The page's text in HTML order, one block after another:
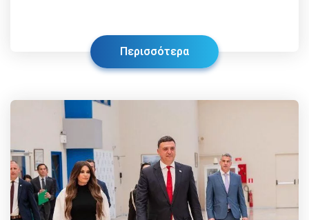
Περισσότερα